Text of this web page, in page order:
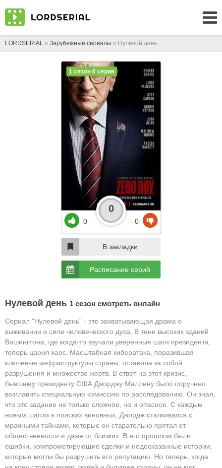
LORDSERIAL » Зарубежные сериалы » Нулевой день
Нулевой день 1 сезон смотреть онлайн
Сериал "Нулевой день" - это захватывающая драма о
выживании и силе человеческого духа. В тени высоких зданий
Вашингтона, где когда-то звучали уверенные шаги президента,
теперь царил хаос. Масштабная кибератака, поразившая
ключевые инфраструктуры страны, оставила за собой
разрушения и множество жертв. В ответ на этот кризис,
бывшему президенту США Джорджу Маллену было поручено
возглавить специальную комиссию по расследованию. Он знал,
что это задание не только сложное, но и опасное. С каждым
новым шагом в поисках виновных, Джордж сталкивался с
мрачными тайнами, которые он старательно прятал от
общественности и даже от близких. В его прошлом были
ошибки, компрометирующие сделки и недосказанные истории,
которые могли бы разрушить его репутацию. Но теперь, когда
1 сезон 6 серия
0
0
0
В закладки
Расписание серий